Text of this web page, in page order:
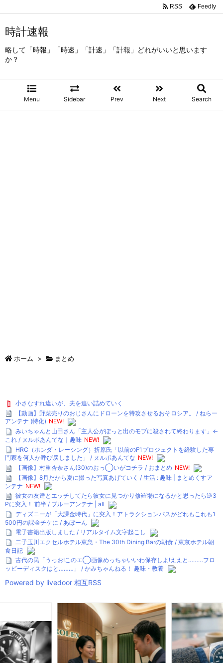
時計速報
略して「時報」「時速」「計速」「計報」どれがいいと思います
か？
Menu Sidebar Prev Next Search
RSS Feedly
ホーム > まとめ
小さなすれ違いが、夫を追い詰めていく
【動画】野菜売りのおじさんにドローンを特攻させるおそロシア。 / ねらー
アンテナ (特化) NEW!
みいちゃんと山田さん「主人公がぽっと出のモブに殺されて終わります」←
これ / ヌルポあんてな｜趣味 NEW!
HRC（ホンダ・レーシング）折原氏「以前のF1プロジェクトを経験した専
門家を何人か呼び戻しました」 / ヌルポあんてな NEW!
【画像】村重杏奈さん(30)のおっ◯いがコチラ / おまとめ NEW!
【画像】8月だから夏に撮った写真あげていく / 生活 : 趣味 | まとめくすア
ンテナ NEW!
彼女の友達とエッチしてたら彼女に見つかり修羅場になるかと思ったら逆3
Pに突入！ 前半 / ブルーアンテナ | all
ディズニーが「大課金時代」に突入！アトラクションパスがどれもこれも1
500円の課金チケに / あぼーん
電子書籍出版しました / リアルタイム文字起こし
二子玉川エクセルホテル東急・The 30th Dining Barの朝食 / 東京ホテル朝
食日記
古代の民「うっお!このエ◯画像めっちゃいいわ保存しよ!ええと………フロ
ッピーディスクはと………」 / かみちゃんねる！ 趣味・教養
Powered by livedoor 相互RSS